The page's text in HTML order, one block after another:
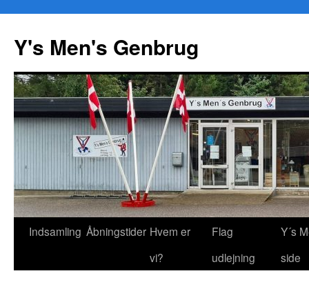
Y's Men's Genbrug
Hop
Indsamling Åbningstider Hvem er
vi?
Flag
udlejning
Y´s
side